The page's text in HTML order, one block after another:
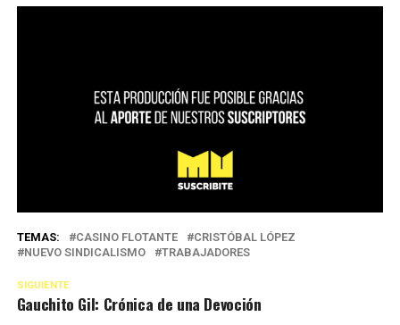
TEMAS: CASINO FLOTANTE
CRISTÓBAL LÓPEZ
NUEVO SINDICALISMO
TRABAJADORES
SIGUIENTE
Gauchito Gil: Crónica de una Devoción